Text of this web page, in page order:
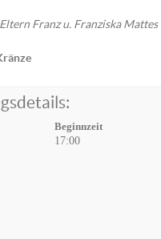
Franz u. Franziska Mattes
Beginnzeit
17:00